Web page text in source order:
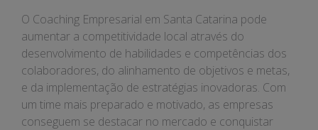
O Coaching Empresarial em Santa Catarina pode
aumentar a competitividade local através do
desenvolvimento de habilidades e competências dos
colaboradores, do alinhamento de objetivos e metas,
e da implementação de estratégias inovadoras. Com
um time mais preparado e motivado, as empresas
conseguem se destacar no mercado e conquistar